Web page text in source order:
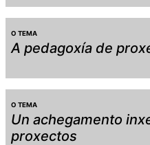
O TEMA
A pedagoxía de
O TEMA
Un achegamento
proxectos